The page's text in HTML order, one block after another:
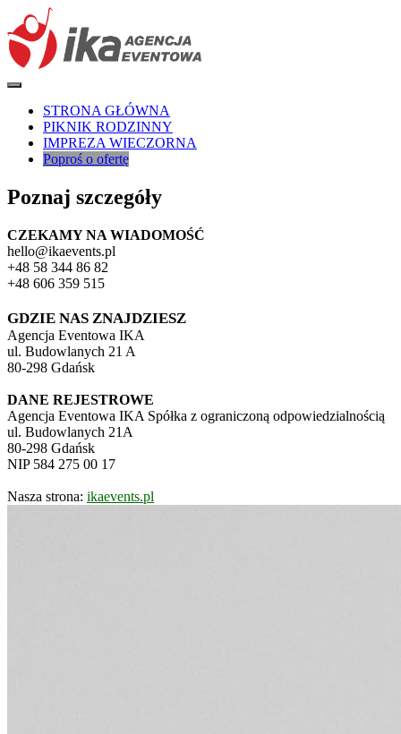
STRONA GŁÓWNA
PIKNIK RODZINNY
IMPREZA WIECZORNA
Poproś o ofertę
Poznaj szczegóły
CZEKAMY NA WIADOMOŚĆ
hello@ikaevents.pl
+48 58 344 86 82
+48 606 359 515
GDZIE NAS ZNAJDZIESZ
Agencja Eventowa IKA
ul. Budowlanych 21 A
80-298 Gdańsk
DANE REJESTROWE
Agencja Eventowa IKA Spółka z ograniczoną odpowiedzialnością
ul. Budowlanych 21A
80-298 Gdańsk
NIP 584 275 00 17
Nasza strona: ikaevents.pl